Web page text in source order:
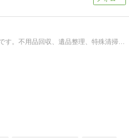
宮城県仙台市の清掃業社です。不用品回収、遺品整理、特殊清掃から施設・店舗清掃まで行います。